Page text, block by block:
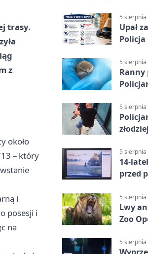
trasy.
z
około
– który
i
posesji i
na
5
Upał
5
Ranny
5
5
14-
przed
5
Lwy
Zoo
5